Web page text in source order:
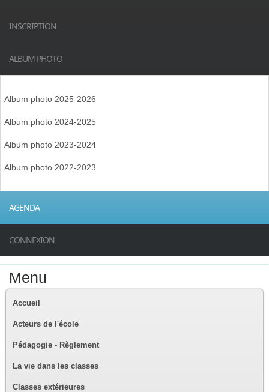
INSCRIPTION
ALBUM PHOTO
Album photo 2025-2026
Album photo 2024-2025
Album photo 2023-2024
Album photo 2022-2023
AGENDA
CONNEXION
Menu
Accueil
Acteurs de l'école
Pédagogie - Règlement
La vie dans les classes
Classes extérieures